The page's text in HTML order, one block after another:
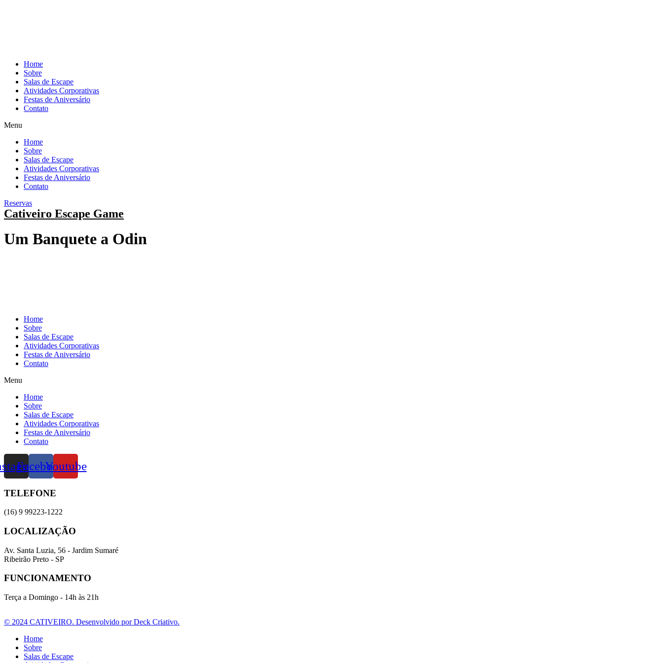
Home
Sobre
Salas de Escape
Atividades Corporativas
Festas de Aniversário
Contato
Menu
Home
Sobre
Salas de Escape
Atividades Corporativas
Festas de Aniversário
Contato
Reservas
Cativeiro Escape Game
Um Banquete a Odin
Home
Sobre
Salas de Escape
Atividades Corporativas
Festas de Aniversário
Contato
Menu
Home
Sobre
Salas de Escape
Atividades Corporativas
Festas de Aniversário
Contato
FacebookYoutube
TELEFONE
(16) 9 99223-1222
LOCALIZAÇÃO
Av. Santa Luzia, 56 - Jardim Sumaré
Ribeirão Preto - SP
FUNCIONAMENTO
Terça a Domingo - 14h às 21h
© 2024 CATIVEIRO. Desenvolvido por Deck Criativo.
Home
Sobre
Salas de Escape